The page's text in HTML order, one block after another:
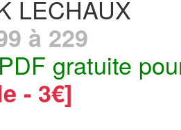
LECHAUX
à 229
gratuite
- 3€]